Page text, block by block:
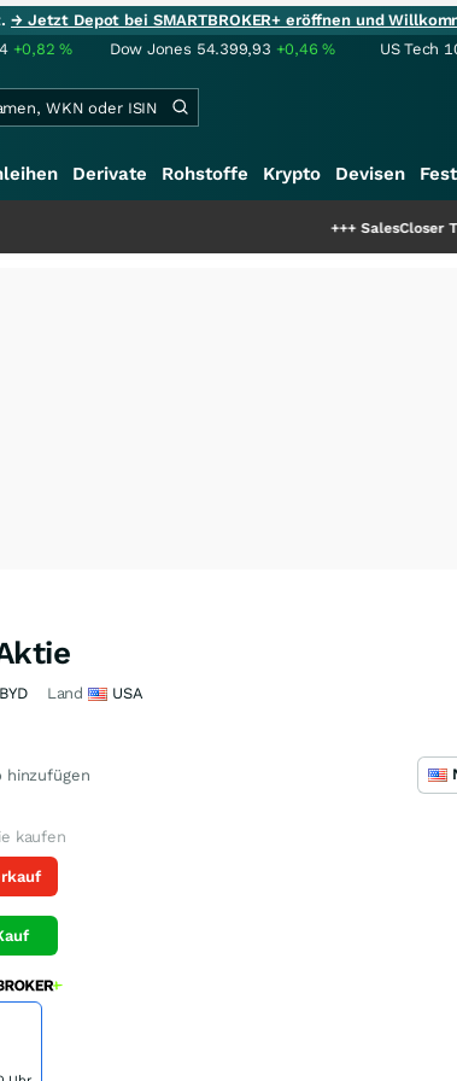
→ Jetzt Depot bei SMARTBROKER+ eröffnen und
+0,82% Dow Jones 54.399,93 +0,46% US Tech
Derivate Rohstoffe Krypto Devisen
SalesCloser
Land USA
hinzufügen
kaufen